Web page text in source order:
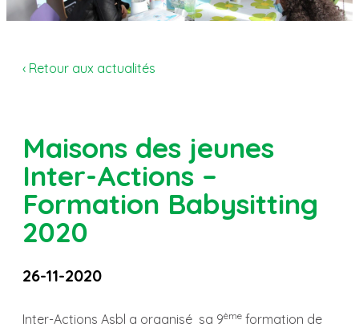
‹ Retour aux actualités
Maisons des jeunes
Inter-Actions –
Formation Babysitting
2020
26-11-2020
Inter-Actions Asbl a organisé sa 9ème formation de